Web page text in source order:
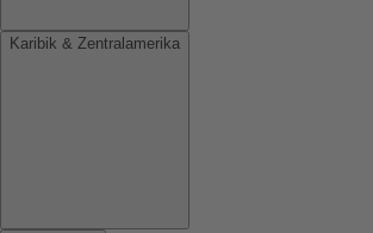
Karibik & Zentralamerika